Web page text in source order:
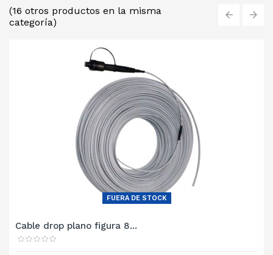
(16 otros productos en la misma
categoría)
FUERA DE STOCK
Cable drop plano figura 8...